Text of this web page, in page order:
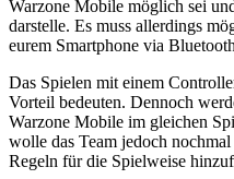
Warzone Mobile möglich sei
darstelle. Es muss allerdings
eurem Smartphone via
Das Spielen mit einem
Vorteil bedeuten. Dennoch
Warzone Mobile im gleichen
wolle das Team jedoch
Regeln für die Spielweise